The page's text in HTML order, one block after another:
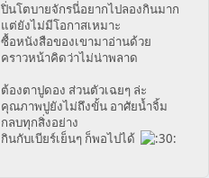
ปิ่นโตบายจักรนี่อยากไปลองกินมาก
แต่ยังไม่มีโอกาสเหมาะ
ซื้อหนังสือของเขามาอ่านด้วย
คราวหน้าคิดว่าไม่น่าพลาด
ต้องตาปูดอง ส่วนตัวเฉยๆ ล่ะ
คุณภาพปูยังไม่ถึงขั้น อาศัยน้ำจิ้ม
กลบทุกสิ่งอย่าง
กินกับเบียร์เย็นๆ ก็พอไปได้